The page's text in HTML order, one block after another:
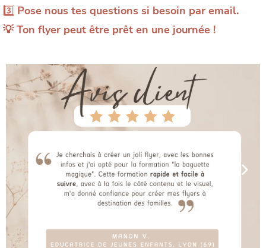
3️⃣ Pose nous tes questions si besoin par email.
💡 Ton flyer peut être prêt en une journée !